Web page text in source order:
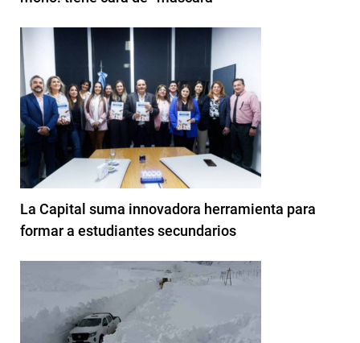
La Capital suma innovadora herramienta para
formar a estudiantes secundarios